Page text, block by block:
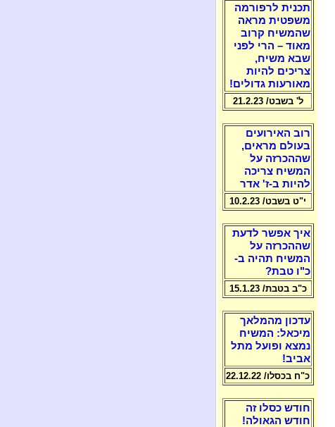
תכנית לרפורמה
משפטית מראה
שהמשיח קרוב
מאוד – הרי לפני
שבא משיח,
צריכים להיות
מאורעות גדולים!
ל' בשבט/ 21.2.23
רוב האירועים
בעולם מראים,
שההכרזה על
המשיח צריכה
להיות ב-ז' אדר
י"ט בשבט/ 10.2.23
איך אפשר לדעת
שההכרזה על
המשיח תהיה ב-
כ"ו טבת?
כ"ב בטבת/ 15.1.23
עדכון מהמלאך
מיכאל: המשיח
נמצא ופועל מתל
אביב!
כ"ח בכסלו/ 22.12.22
חודש כסלו זה
חודש הגאולה!